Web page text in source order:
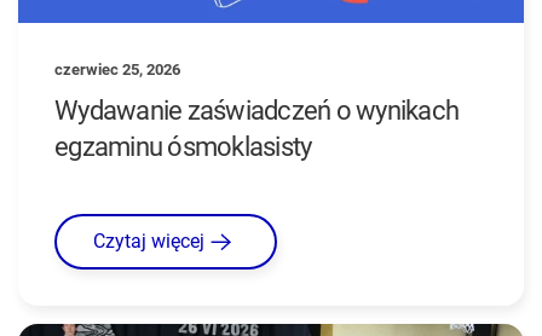
czerwiec 25, 2026
Wydawanie zaświadczeń o wynikach
egzaminu ósmoklasisty
Czytaj więcej